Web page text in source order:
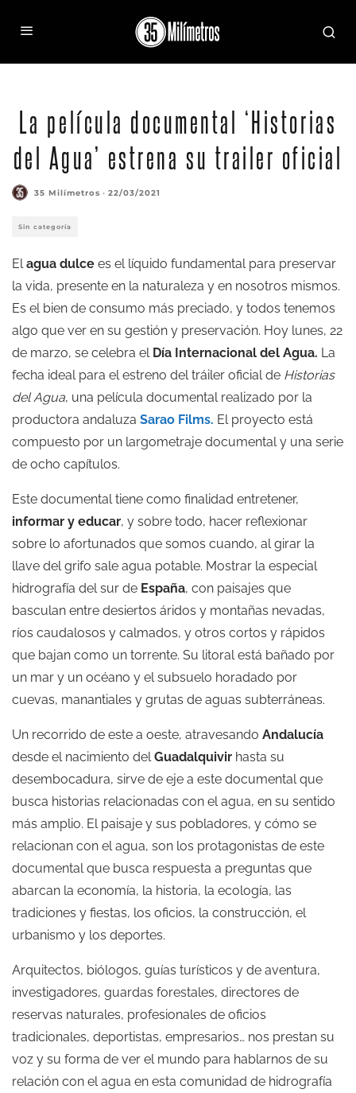
La película documental ‘Historias
del Agua’ estrena su trailer oficial
35 Milímetros · 22/03/2021
Sin categoría
Elagua dulce es el líquido fundamental para preservar
la vida, presente en la naturaleza y en nosotros mismos.
Es el bien de consumo más preciado, y todos tenemos
algo que ver en su gestión y preservación. Hoy lunes, 22
de marzo, se celebra el Día Internacional del Agua. La
fecha ideal para el estreno del tráiler oficial de Historias
del Agua, una película documental realizado por la
productora andaluza Sarao Films. El proyecto está
compuesto por un largometraje documental y una serie
de ocho capítulos.
Este documental tiene como finalidad entretener,
informar y educar, y sobre todo, hacer reflexionar
sobre lo afortunados que somos cuando, al girar la
llave del grifo sale agua potable. Mostrar la especial
hidrografía del sur de España, con paisajes que
basculan entre desiertos áridos y montañas nevadas,
ríos caudalosos y calmados, y otros cortos y rápidos
que bajan como un torrente. Su litoral está bañado por
un mar y un océano y el subsuelo horadado por
cuevas, manantiales y grutas de aguas subterráneas.
Un recorrido de este a oeste, atravesando Andalucía
desde el nacimiento delGuadalquivir hasta su
desembocadura, sirve de eje a este documental que
busca historias relacionadas con el agua, en su sentido
más amplio. El paisaje y sus pobladores, y cómo se
relacionan con el agua, son los protagonistas de este
documental que busca respuesta a preguntas que
abarcan la economía, la historia, la ecología, las
tradiciones y fiestas, los oficios, la construcción, el
urbanismo y los deportes.
Arquitectos, biólogos, guías turísticos y de aventura,
investigadores, guardas forestales, directores de
reservas naturales, profesionales de oficios
tradicionales, deportistas, empresarios… nos prestan su
voz y su forma de ver el mundo para hablarnos de su
relación con el agua en esta comunidad de hidrografía